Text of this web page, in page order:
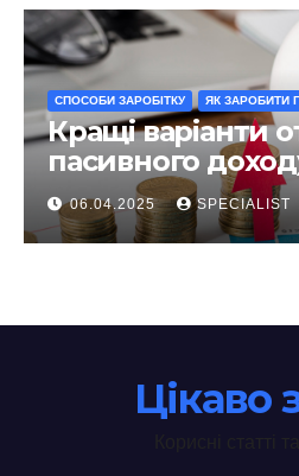
СПОСОБИ ЗАРОБІТКУ ЯК ЗАРОБИТИ
Кращі варіанти
пасивного
інвестування у
06.04.2025 SPECIALIST
Цікаво